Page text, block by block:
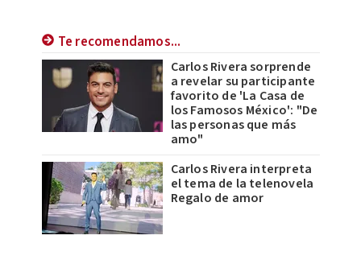
Te recomendamos...
Carlos Rivera sorprende
a revelar su participante
favorito de 'La Casa de
los Famosos México': "De
las personas que más
amo"
Carlos Rivera interpreta
el tema de la telenovela
Regalo de amor